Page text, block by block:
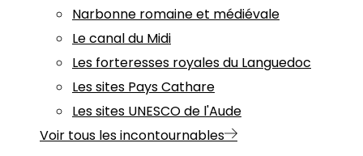
Narbonne romaine et médiévale
Le canal du Midi
Les forteresses royales du Languedoc
Les sites Pays Cathare
Les sites UNESCO de l'Aude
Voir tous les incontournables